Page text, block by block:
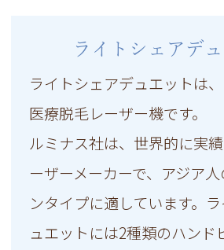
ライトシェアデ
ライトシェアデュエットは
医療脱毛レーザー機です。
ルミナス社は、世界的に実
ーザーメーカーで、アジア
ンタイプに適しています。
ュエットには2種類のハンド